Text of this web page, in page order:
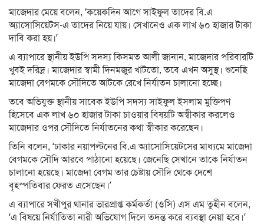
মাজেদার মেয়ে বলেন, ‘কয়েকদিন আগে সাইফুল তাদের বি.এ
অ্যাসোসিয়েটস-এ তাদের নিয়ে যায়। সেখানেও এক লাখ ৬০ হাজার টাকা
দাবি করা হয়।’
এ ব্যাপারে স্থানীয় ইউপি সদস্য কিসমত আলী জানান, মাজেদার পরিবারটি
খুবই দরিদ্র। মাজেদার স্বামী দিনমজুর খাটতো, তবে এখন অসুস্থ। শুনেছি
মাজেদা বেগমকে সৌদিতে আটকে রেখে নির্যাতন চালানো হচ্ছে।
তবে অভিযুক্ত স্থানীয় সাবেক ইউপি সদস্য সাইফুল ইসলাম মুক্তিপণ
হিসেবে এক লাখ ৬০ হাজার টাকা চাওয়ার বিষয়টি অস্বীকার করলেও
মাজেদার ওপর সৌদিতে নির্যাতনের কথা স্বীকার করেছেন।
তিনি বলেন, ‘ঢাকার নয়াপল্টনের বি.এ অ্যাসোসিয়েটসের মাধ্যমে মাজেদা
বেগমকে সৌদি আরবে পাঠানো হয়েছে। জেনেছি সেখানে তাকে নির্যাতন
চালানো হয়েছে। মাজেদা বেগম তার চেষ্টায় সৌদি থেকে দেশে
বৃহস্পতিবার ফেরত এসেছেন।’
এ ব্যাপারে সখীপুর থানার ভারপ্রাপ্ত কর্মকর্তা (ওসি) এস এম তুহীন বলেন,
‘এ বিষয়ে নির্যাতিতা নারী অভিযোগ দিলে তদন্ত করে ব্যবস্থা নেয়া হবে।’